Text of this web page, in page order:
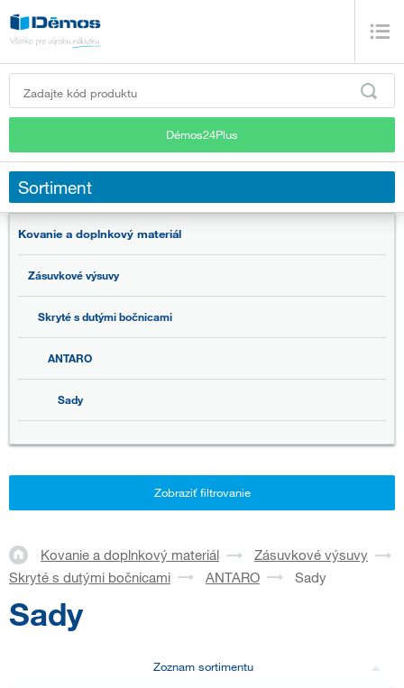
Démos24Plus
Sortiment
Kovanie a doplnkový materiál
Zásuvkové výsuvy
Skryté s dutými bočnicami
ANTARO
Sady
Zobraziť filtrovanie
Kovanie a doplnkový materiál
Zásuvkové výsuvy
Skryté s dutými bočnicami
ANTARO Sady
Sady
Zoznam sortimentu